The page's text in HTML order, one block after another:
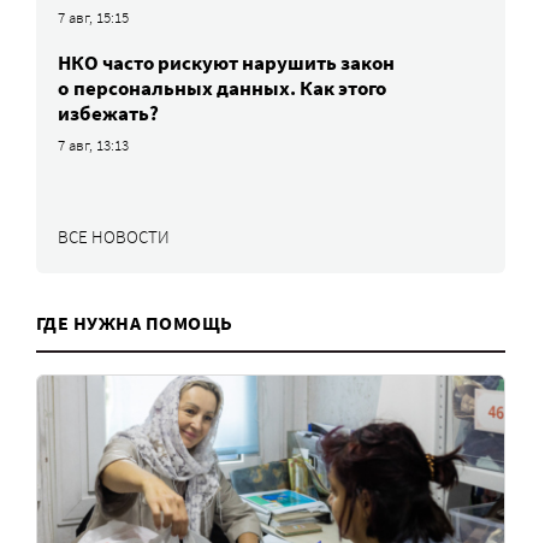
7 авг, 15:15
НКО часто рискуют нарушить закон
о персональных данных. Как этого
избежать?
7 авг, 13:13
ВСЕ НОВОСТИ
ГДЕ НУЖНА ПОМОЩЬ